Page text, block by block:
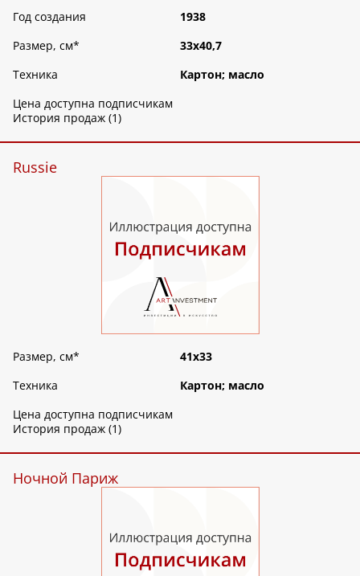
Год создания
1938
Размер, см*
33х40,7
Техника
Картон; масло
Цена доступна подписчикам
История продаж (1)
Russie
Размер, см*
41х33
Техника
Картон; масло
Цена доступна подписчикам
История продаж (1)
Ночной Париж